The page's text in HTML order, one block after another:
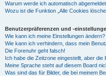
Warum werde ich automatisch
Wozu ist die Funktion „Alle Cookies
Benutzerpräferenzen und -
Wie kann ich meine Einstellungen ändern?
Wie kann ich verhindern, dass mein
Die Forenuhr geht falsch!
Ich habe die Zeitzone eingestellt, aber
Meine Sprache steht auf diesem Board
Was sind das für Bilder, die bei meinem